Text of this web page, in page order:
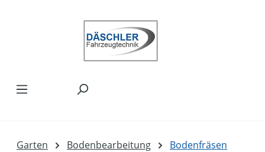
Garten Bodenbearbeitung Bodenfräsen